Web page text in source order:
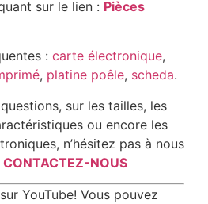
sur le lien : Pièces
: carte électronique,
, platine poêle, scheda.
sur les tailles, les
ou encore les
n’hésitez pas à nous
CONTACTEZ-NOUS
YouTube! Vous pouvez